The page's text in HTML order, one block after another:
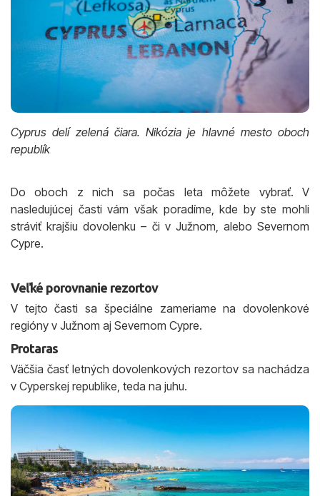
Cyprus delí zelená čiara. Nikózia je hlavné mesto oboch
republík
Do oboch z nich sa počas leta môžete vybrať. V
nasledujúcej časti vám však poradíme, kde by ste mohli
stráviť krajšiu dovolenku – či v Južnom, alebo Severnom
Cypre.
Veľké porovnanie rezortov
V tejto časti sa špeciálne zameriame na dovolenkové
regióny v Južnom aj Severnom Cypre.
Protaras
Väčšia časť letných dovolenkových rezortov sa nachádza
v Cyperskej republike, teda na juhu.